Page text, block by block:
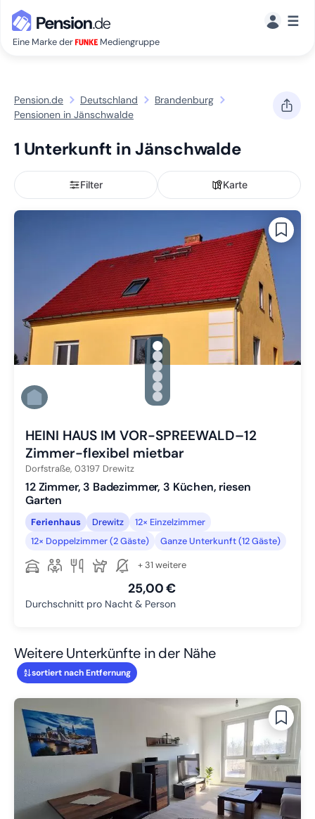
Eine Marke der Mediengruppe
☰
Pension.de Deutschland
Brandenburg
Pensionen in Jänschwalde
1 Unterkunft in Jänschwalde
Filter Karte
gallery.slide_selector
Zu Slide 1 wechseln
Zu Slide 2 wechseln
Zu Slide 3 wechseln
Zu Slide 4 wechseln
Zu Slide 5 wechseln
Zu Slide 6 wechseln
HEINI HAUS IM VOR-SPREEWALD–12
Zimmer-flexibel mietbar
Dorfstraße, 03197 Drewitz
12 Zimmer, 3 Badezimmer, 3 Küchen, riesen
Garten
Ferienhaus Drewitz
12× Einzelzimmer
12× Doppelzimmer (2 Gäste)
Ganze Unterkunft (12 Gäste)
+ 31 weitere
25,00 €
Durchschnitt pro Nacht & Person
Weitere Unterkünfte in der Nähe
sortiert nach Entfernung